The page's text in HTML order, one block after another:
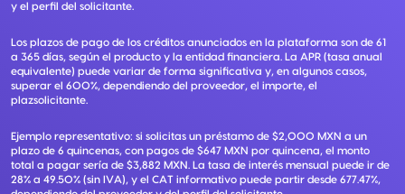
y el perfil del solicitante.
Los plazos de pago de los créditos anunciados en la plataforma son de 61
a 365 días, según el producto y la entidad financiera. La APR (tasa anual
equivalente) puede variar de forma significativa y, en algunos casos,
superar el 600%, dependiendo del proveedor, el importe, el
plazsolicitante.
Ejemplo representativo: si solicitas un préstamo de $2,000 MXN a un
plazo de 6 quincenas, con pagos de $647 MXN por quincena, el monto
total a pagar sería de $3,882 MXN. La tasa de interés mensual puede ir de
28% a 49.50% (sin IVA), y el CAT informativo puede partir desde 677.47%,